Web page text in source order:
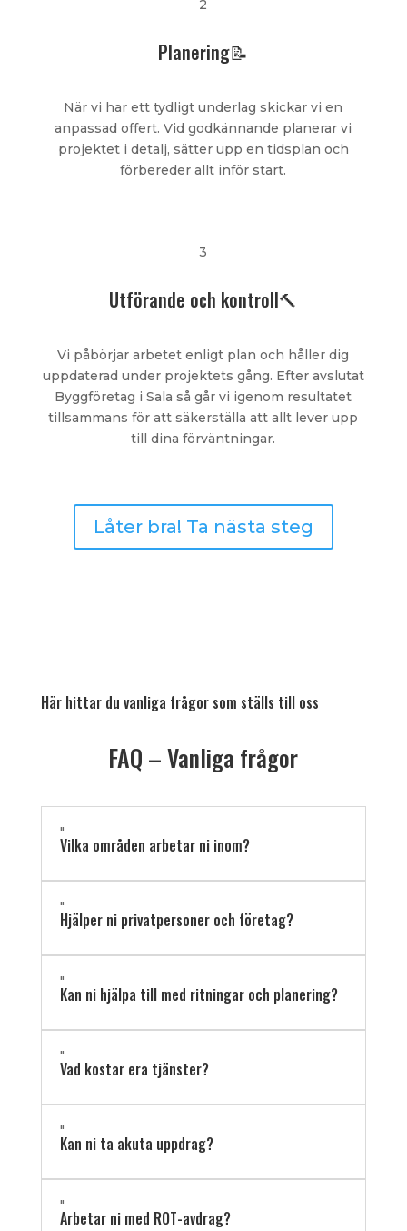
2
Planering📝
När vi har ett tydligt underlag skickar vi en
anpassad offert. Vid godkännande planerar vi
projektet i detalj, sätter upp en tidsplan och
förbereder allt inför start.
3
Utförande och kontroll🔨
Vi påbörjar arbetet enligt plan och håller dig
uppdaterad under projektets gång. Efter avslutat
Byggföretag i Sala så går vi igenom resultatet
tillsammans för att säkerställa att allt lever upp
till dina förväntningar.
Låter bra! Ta nästa steg
Här hittar du vanliga frågor som ställs till oss
FAQ – Vanliga frågor
"
Vilka områden arbetar ni inom?
"
Hjälper ni privatpersoner och företag?
"
Kan ni hjälpa till med ritningar och planering?
"
Vad kostar era tjänster?
"
Kan ni ta akuta uppdrag?
"
Arbetar ni med ROT-avdrag?